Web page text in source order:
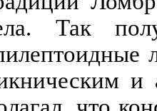
Так
и